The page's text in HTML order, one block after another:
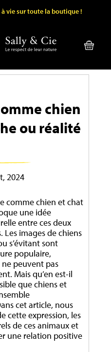
à vie sur toute la boutique !
chien
ou réalité
2024
comme chien et chat
une idée
entre ces deux
images de chiens
s’évitant sont
populaire,
ne peuvent pas
Mais qu’en est-il
que chiens et
cet article, nous
cette expression, les
de ces animaux et
une relation positive